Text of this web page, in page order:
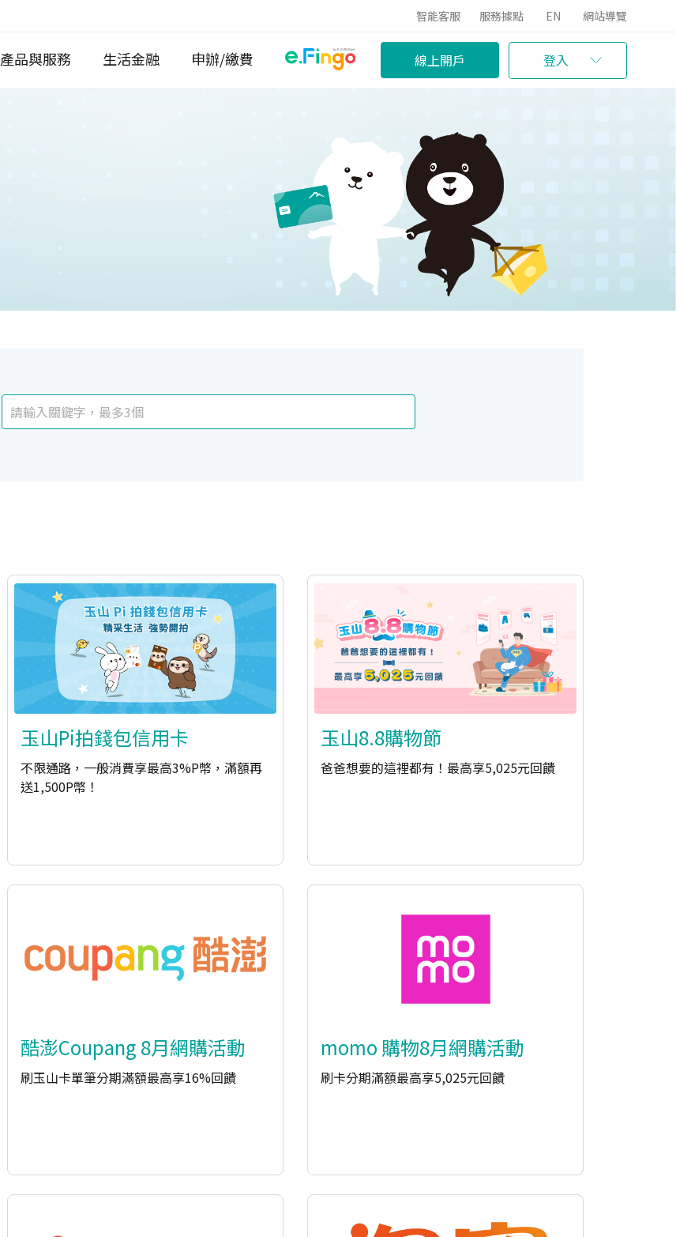
智能客服 服務據點 EN 網站導覽
產品與服務 生活金融 申辦/繳費 線上開戶 登入
玉山Pi拍錢包信用卡
不限通路，一般消費享最高3%P幣，滿額再
送1,500P幣！
玉山8.8購物節
爸爸想要的這裡都有！最高享5,025元回饋
酷澎Coupang 8月網購活動
刷玉山卡單筆分期滿額最高享16%回饋
momo 購物8月網購活動
刷卡分期滿額最高享5,025元回饋